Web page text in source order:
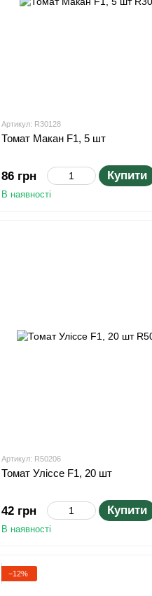
Артикул: R30128
Томат Макан F1, 5 шт
86 грн Купити
В наявності
Артикул: R50206
Томат Уліссе F1, 20 шт
42 грн Купити
В наявності
−12%